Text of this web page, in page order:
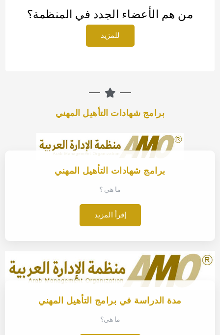
من هم الأعضاء الجدد في المنظمة؟
للمزيد
برامج شهادات التأهيل المهني
برامج شهادات التأهيل المهني
ما هي ؟
إقرأ المزيد
مدة الدراسة في برامج التأهيل المهني
ما هي؟